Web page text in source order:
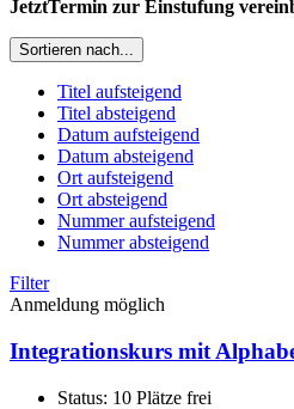
JetztTermin zur Einstufung
Sortieren nach...
Titel aufsteigend
Titel absteigend
Datum aufsteigend
Datum absteigend
Ort aufsteigend
Ort absteigend
Nummer aufsteigend
Nummer absteigend
Filter
Anmeldung möglich
Integrationskurs mit
Status: 10 Plätze frei